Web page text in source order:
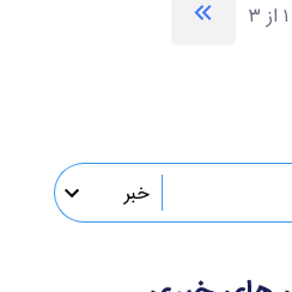
خبر